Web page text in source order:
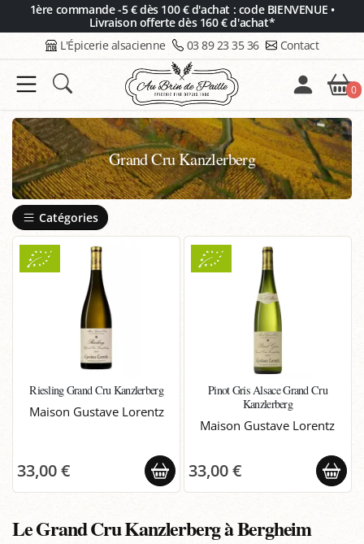
1ère commande -5 € dès 100 € d'achat : code BIENVENUE •
Livraison offerte dès 160 € d'achat*
L'Épicerie alsacienne 03 89 23 35 36 Contact
0
Grand Cru Kanzlerberg
Catégories
Riesling Grand Cru Kanzlerberg
Maison Gustave Lorentz
33,00 €
Pinot Gris Alsace Grand Cru
Kanzlerberg
Maison Gustave Lorentz
33,00 €
Le Grand Cru Kanzlerberg à Bergheim
Panneau de gestion des cookies